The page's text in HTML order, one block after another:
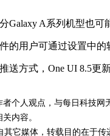
A系列机型也可能
用户可通过设置中的软
方式，One UI 8.5更新
个人观点，与每日科技
内容。
它媒体，转载目的在于传